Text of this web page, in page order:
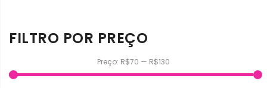
FILTRO POR PREÇO
Preço: R$70 — R$130